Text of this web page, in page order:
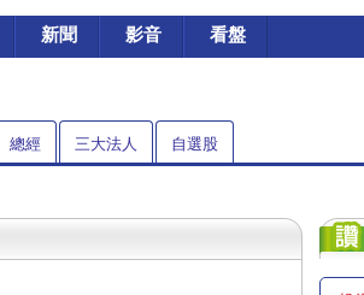
新聞 影音 看盤
總經 三大法人 自選股